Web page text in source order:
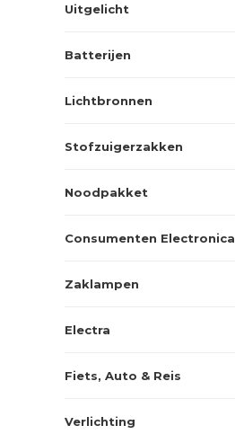
Uitgelicht
Batterijen
Lichtbronnen
Stofzuigerzakken
Noodpakket
Consumenten Electronica
Zaklampen
Electra
Fiets, Auto & Reis
Verlichting